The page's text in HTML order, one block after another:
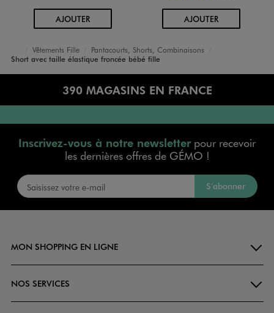
AJOUTERAU PANIER AJOUTERAU PANIER
Accueil
Bébé
Vêtements Fille
Pantacourts, Shorts, Combinaisons
Short avec taille élastique froncée bébé fille
390 MAGASINS EN FRANCE
Inscrivez-vous à notre newsletterpour recevoir
les dernières offres de GÉMO !
S’abonner
MON SHOPPING EN LIGNE
NOS SERVICES